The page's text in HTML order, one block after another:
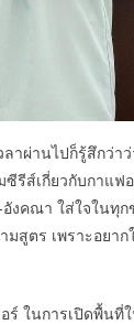
ผ่านไปก็รู้สึกว่า
ส์เกี่ยวกับกาแฟ
งคณา ใส่ใจใน
มสูตร เพราะอย
ร์ ในการเปิดพื้น